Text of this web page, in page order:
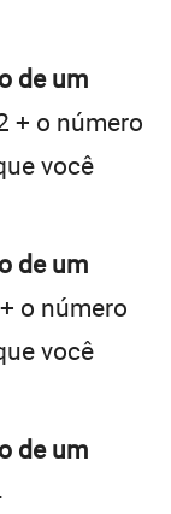
de um
+ o número
você
de um
o número
você
de um